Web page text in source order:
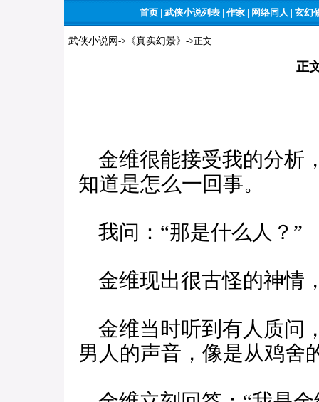
首页 | 武侠小说列表 | 作家 | 网络同人 | 玄幻
武侠小说网 -> 《真实幻景》 ->正文
正
金维很能接受我的分析
知道是怎么一回事。
我问：“那是什么人？”
金维现出很古怪的神情
金维当时听到有人质问
男人的声音，像是从鸡舍